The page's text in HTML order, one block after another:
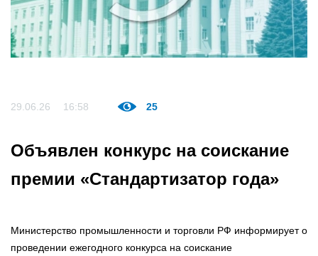
29.06.26 16:58 25
Объявлен конкурс на соискание
премии «Стандартизатор года»
Министерство промышленности и торговли РФ информирует о
проведении ежегодного конкурса на соискание